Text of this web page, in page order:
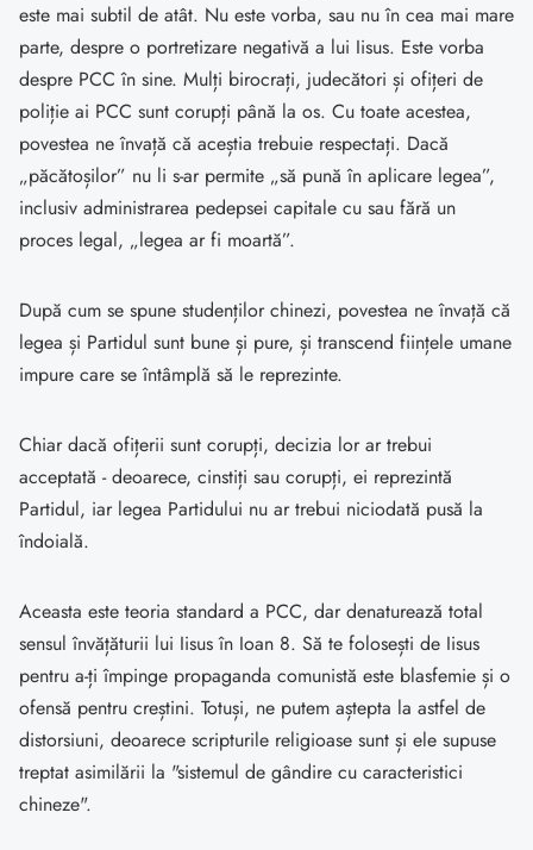
este mai subtil de atât. Nu este vorba, sau nu în cea mai mare
parte, despre o portretizare negativă a lui Iisus. Este vorba
despre PCC în sine. Mulți birocrați, judecători și ofițeri de
poliție ai PCC sunt corupți până la os. Cu toate acestea,
povestea ne învață că aceștia trebuie respectați. Dacă
„păcătoșilor” nu li s-ar permite „să pună în aplicare legea”,
inclusiv administrarea pedepsei capitale cu sau fără un
proces legal, „legea ar fi moartă”.
După cum se spune studenților chinezi, povestea ne învață că
legea și Partidul sunt bune și pure, și transcend ființele umane
impure care se întâmplă să le reprezinte.
Chiar dacă ofițerii sunt corupți, decizia lor ar trebui
acceptată - deoarece, cinstiți sau corupți, ei reprezintă
Partidul, iar legea Partidului nu ar trebui niciodată pusă la
îndoială.
Aceasta este teoria standard a PCC, dar denaturează total
sensul învățăturii lui Iisus în Ioan 8. Să te folosești de Iisus
pentru a-ți împinge propaganda comunistă este blasfemie și o
ofensă pentru creștini. Totuși, ne putem aștepta la astfel de
distorsiuni, deoarece scripturile religioase sunt și ele supuse
treptat asimilării la "sistemul de gândire cu caracteristici
chineze".